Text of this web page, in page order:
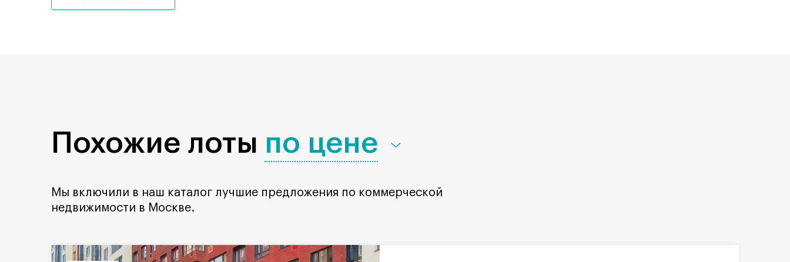
Похожие лоты по цене
Мы включили в наш каталог лучшие предложения по коммерческой
недвижимости в Москве.